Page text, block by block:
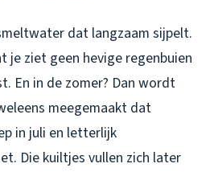
dat langzaam sijpelt.
je ziet geen hevige regenbuien
En in de zomer? Dan wordt
meegemaakt dat
in juli en letterlijk
Die kuiltjes vullen zich later